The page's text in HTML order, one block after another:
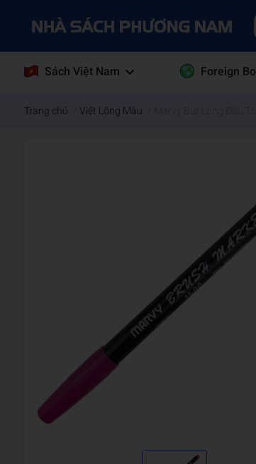
Sách Việt Nam Foreign
Trang chủ Viết Lông Màu